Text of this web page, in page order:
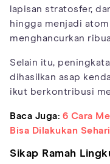
lapisan stratosfer,
hingga menjadi
menghancurkan
Selain itu,
dihasilkan asap
ikut berkontribusi
Baca Juga: 6 Cara
Bisa Dilakukan
Sikap Ramah